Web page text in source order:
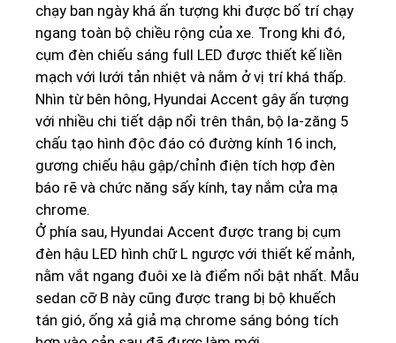
chạy ban ngày khá ấn tượng khi được bố trí chạy
ngang toàn bộ chiều rộng của xe. Trong khi đó,
cụm đèn chiếu sáng full LED được thiết kế liền
mạch với lưới tản nhiệt và nằm ở vị trí khá thấp.
Nhìn từ bên hông, Hyundai Accent gây ấn tượng
với nhiều chi tiết dập nổi trên thân, bộ la-zăng 5
chấu tạo hình độc đáo có đường kính 16 inch,
gương chiếu hậu gập/chỉnh điện tích hợp đèn
báo rẽ và chức năng sấy kính, tay nắm cửa mạ
chrome.
Ở phía sau, Hyundai Accent được trang bị cụm
đèn hậu LED hình chữ L ngược với thiết kế mảnh,
nằm vắt ngang đuôi xe là điểm nổi bật nhất. Mẫu
sedan cỡ B này cũng được trang bị bộ khuếch
tán gió, ống xả giả mạ chrome sáng bóng tích